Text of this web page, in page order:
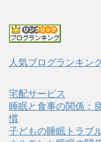
人気ブログランキン
宅配サービス
睡眠と食事の関係：
慣
子どもの睡眠トラブ